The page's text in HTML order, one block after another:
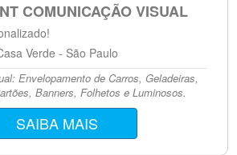
COMUNICAÇÃO VISUAL
Verde - São Paulo
Envelopamento de Carros, Geladeiras,
Banners, Folhetos e Luminosos.
SAIBA MAIS